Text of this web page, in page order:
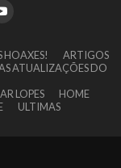
ARTIGOS
ATUALIZAÇÕES DO
LOPES
HOME
ULTIMAS